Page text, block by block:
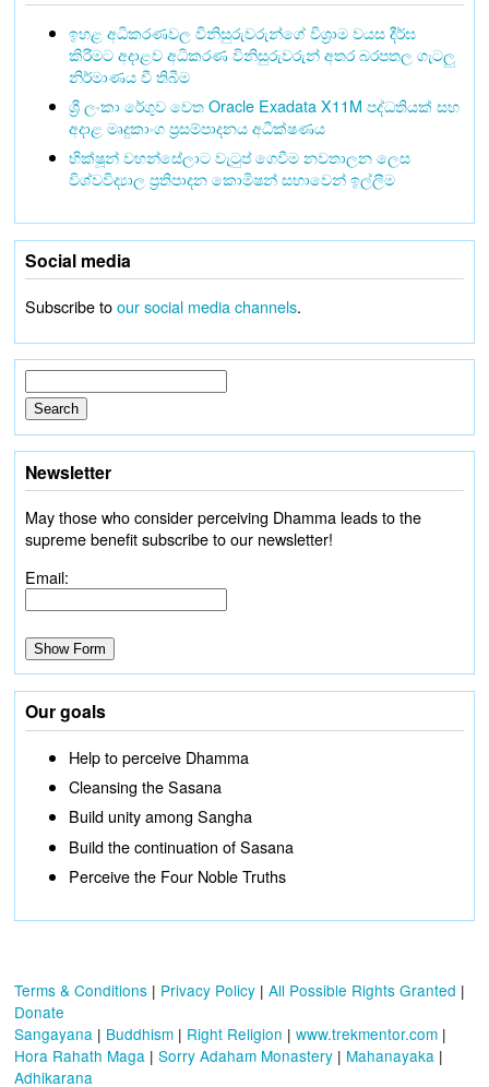
ඉහළ අධිකරණවල විනිසුරුවරුන්ගේ විශ්‍රාම වයස දීර්ඝ
කිරීමට අදාළව අධිකරණ විනිසුරුවරුන් අතර බරපතල ගැටලු
නිර්මාණය වී තිබීම
ශ්‍රී ලංකා රේගුව වෙත Oracle Exadata X11M පද්ධතියක් සහ
අදාළ මෘදුකාංග ප්‍රසම්පාදනය අධීක්ෂණය
භික්ෂූන් වහන්සේලාට වැටුප් ගෙවීම නවතාලන ලෙස
විශ්වවිද්‍යාල ප්‍රතිපාදන කොමිෂන් සභාවෙන් ඉල්ලීම
Social media
Subscribe toour social media channels.
Newsletter
May those who consider perceiving Dhamma leads to the
supreme benefit subscribe to our newsletter!
Email:
Our goals
Help to perceive Dhamma
Cleansing the Sasana
Build unity among Sangha
Build the continuation of Sasana
Perceive the Four Noble Truths
Terms & Conditions | Privacy Policy | All Possible Rights Granted |
Donate
Sangayana | Buddhism | Right Religion | www.trekmentor.com |
Hora Rahath Maga | Sorry Adaham Monastery | Mahanayaka |
Adhikarana